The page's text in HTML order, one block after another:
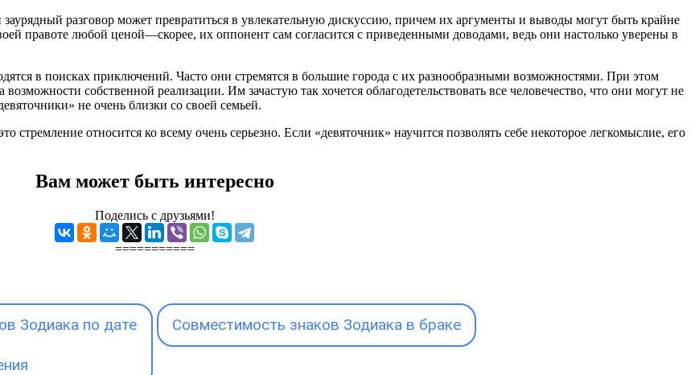
разговор может превратиться в увлекательную дискуссию, причем их аргументы и выводы могут быть крайне
правоте любой ценой—скорее, их оппонент сам согласится с приведенными доводами, ведь они настолько уверены в
в поисках приключений. Часто они стремятся в большие города с их разнообразными возможностями. При этом
собственной реализации. Им зачастую так хочется облагодетельствовать все человечество, что они могут не
не очень близки со своей семьей.
относится ко всему очень серьезно. Если «девяточник» научится позволять себе некоторое легкомыслие, его
Вам может быть интересно
Поделись с друзьями!
===========
Зодиака по дате Совместимость знаков Зодиака в браке